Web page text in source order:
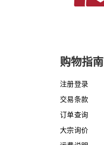
购物指南
注册登录
交易条款
订单查询
大宗询价